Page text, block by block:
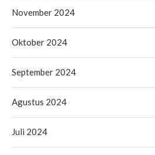
November 2024
Oktober 2024
September 2024
Agustus 2024
Juli 2024